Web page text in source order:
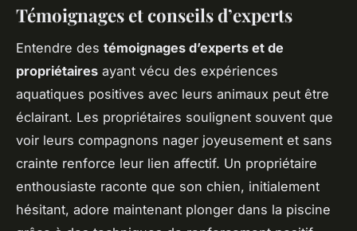
Témoignages et conseils d’experts
Entendre des témoignages d’experts et de
propriétaires ayant vécu des expériences
aquatiques positives avec leurs animaux peut être
éclairant. Les propriétaires soulignent souvent que
voir leurs compagnons nager joyeusement et sans
crainte renforce leur lien affectif. Un propriétaire
enthousiaste raconte que son chien, initialement
hésitant, adore maintenant plonger dans la piscine